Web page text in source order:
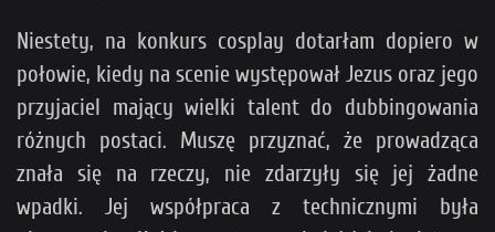
Niestety, na konkurs cosplay dotarłam dopiero w
połowie, kiedy na scenie występował Jezus oraz jego
przyjaciel mający wielki talent do dubbingowania
różnych postaci. Muszę przyznać, że prowadząca
znała się na rzeczy, nie zdarzyły się jej żadne
wpadki. Jej współpraca z technicznymi była